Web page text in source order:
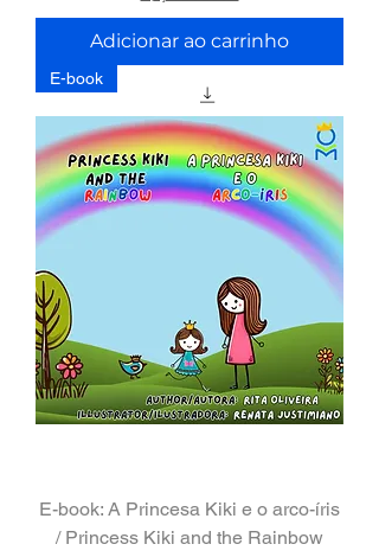
Adicionar ao carrinho
E-book
E-book: A Princesa Kiki e o arco-íris
/ Princess Kiki and the Rainbow